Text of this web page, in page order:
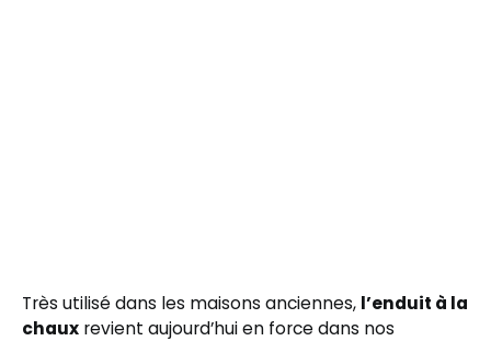
Très utilisé dans les maisons anciennes, l’enduit à la
chaux revient aujourd’hui en force dans nos